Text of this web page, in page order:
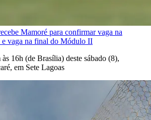
Mamoré para confirmar vaga na
vaga na final do Módulo II
16h (de Brasília) deste sábado (8),
em Sete Lagoas